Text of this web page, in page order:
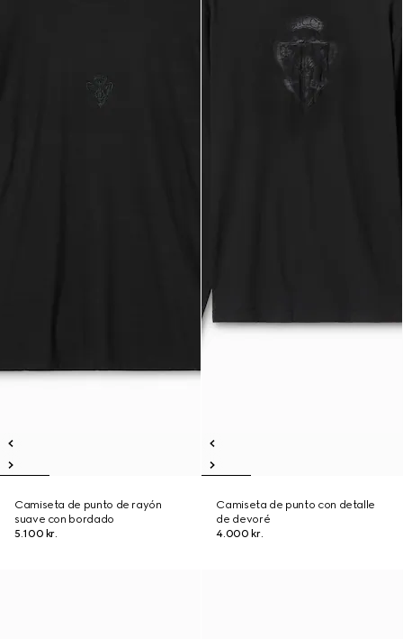
Camiseta de punto de rayón
suave con bordado
5.100 kr.
Camiseta de punto con detalle
de devoré
4.000 kr.